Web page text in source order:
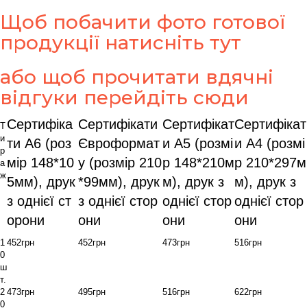
Щоб побачити фото готової
продукції натисніть тут
або щоб прочитати вдячні
відгуки перейдіть сюди
Т
и
р
а
ж
Сертифіка
ти А6 (роз
мір 148*10
5мм), друк
з однієї ст
орони
Сертифікати
Євроформат
у (розмір 210
*99мм), друк
з однієї стор
они
Сертифікат
и А5 (розмі
р 148*210м
м), друк з
однієї стор
они
Сертифікат
и А4 (розмі
р 210*297м
м), друк з
однієї стор
они
1
0
ш
т.
452грн 452грн 473грн 516грн
2
0
473грн 495грн 516грн 622грн